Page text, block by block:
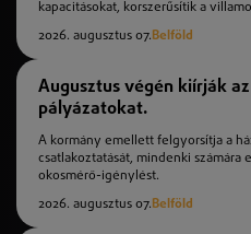
kapacitásokat, korszerűsítik a
2026. augusztus 07.Belföld
Augusztus végén kiírják
pályázatokat.
A kormány emellett felgyorsítja a
csatlakoztatását, mindenki
okosmérő-igénylést.
2026. augusztus 07.Belföld